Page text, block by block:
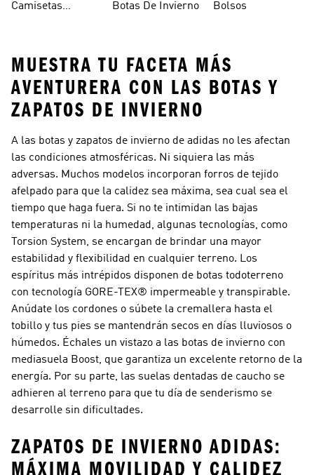
Camisetas
Botas De Invierno
Bolsos
MUESTRA TU FACETA MÁS
AVENTURERA CON LAS BOTAS Y
ZAPATOS DE INVIERNO
A las botas y zapatos de invierno de adidas no les afectan
las condiciones atmosféricas. Ni siquiera las más
adversas. Muchos modelos incorporan forros de tejido
afelpado para que la calidez sea máxima, sea cual sea el
tiempo que haga fuera. Si no te intimidan las bajas
temperaturas ni la humedad, algunas tecnologías, como
Torsion System, se encargan de brindar una mayor
estabilidad y flexibilidad en cualquier terreno. Los
espíritus más intrépidos disponen de botas todoterreno
con tecnología GORE-TEX® impermeable y transpirable.
Anúdate los cordones o súbete la cremallera hasta el
tobillo y tus pies se mantendrán secos en días lluviosos o
húmedos. Échales un vistazo a las botas de invierno con
mediasuela Boost, que garantiza un excelente retorno de la
energía. Por su parte, las suelas dentadas de caucho se
adhieren al terreno para que tu día de senderismo se
desarrolle sin dificultades.
ZAPATOS DE INVIERNO ADIDAS:
MÁXIMA MOVILIDAD Y CALIDEZ